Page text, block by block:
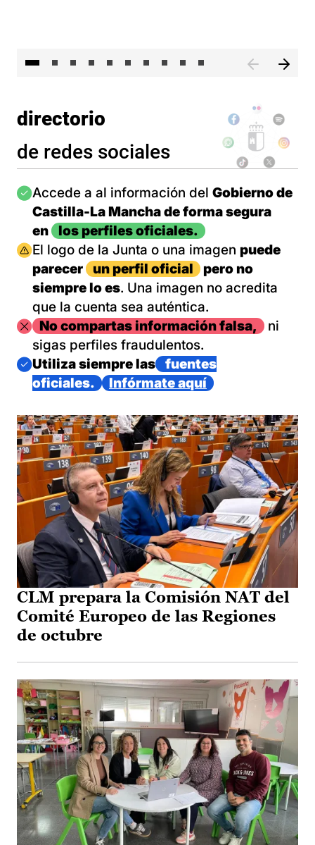
directorio
de redes sociales
Imagen
Accede a al información del Gobierno de
Castilla-La Mancha de forma segura
en
los perfiles oficiales.
Imagen
El logo de la Junta o una imagen puede
parecer
un perfil oficial
pero no
siempre lo es. Una imagen no acredita
que la cuenta sea auténtica.
ImagenNo compartas información falsa,
ni
sigas perfiles fraudulentos.
Imagen
Utiliza siempre las
fuentes
oficiales.
Infórmate aquí
CLM prepara la Comisión NAT del
Comité Europeo de las Regiones
de octubre